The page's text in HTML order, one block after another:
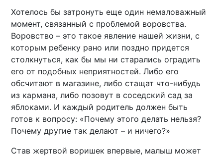
Хотелось бы затронуть еще один немаловажный
момент, связанный с проблемой воровства.
Воровство – это такое явление нашей жизни, с
которым ребенку рано или поздно придется
столкнуться, как бы мы ни старались оградить
его от подобных неприятностей. Либо его
обсчитают в магазине, либо стащат что-нибудь
из кармана, либо позовут в соседский сад за
яблоками. И каждый родитель должен быть
готов к вопросу: «Почему этого делать нельзя?
Почему другие так делают – и ничего?»
Став жертвой воришек впервые, малыш может